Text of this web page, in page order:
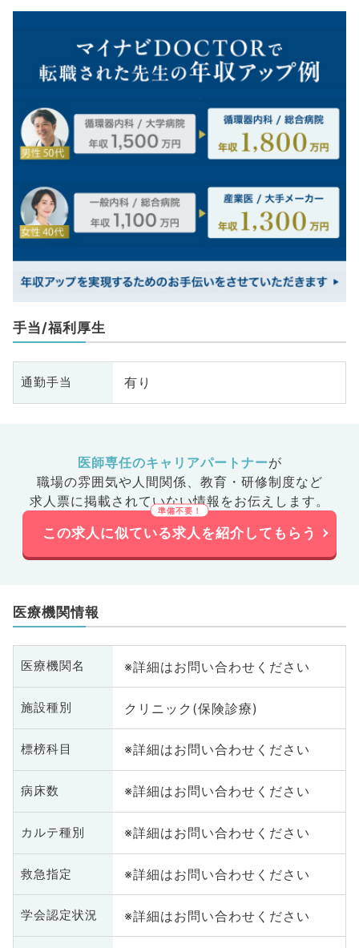
手当/福利厚生
通勤手当 有り
医師専任のキャリアパートナーが
職場の雰囲気や人間関係、 教育・研修制度など
求人票に掲載されていない情報をお伝えします。
この求人に似ている求人を紹介してもらう
医療機関情報
医療機関名 ※詳細はお問い合わせください
施設種別 クリニック(保険診療)
標榜科目 ※詳細はお問い合わせください
病床数 ※詳細はお問い合わせください
カルテ種別 ※詳細はお問い合わせください
救急指定 ※詳細はお問い合わせください
学会認定状況 ※詳細はお問い合わせください